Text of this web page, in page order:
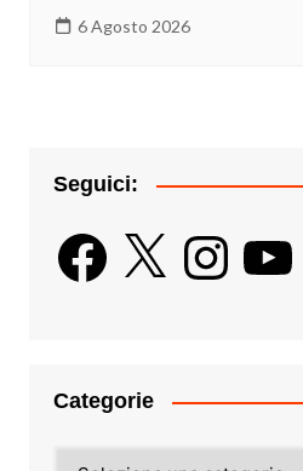
6 Agosto 2026
Seguici:
Facebook
X InstagramYouTube
Categorie